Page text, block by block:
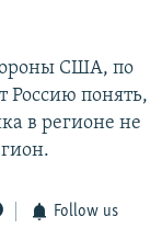
США, по
понять,
в регионе не
Follow us